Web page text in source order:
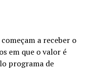
a receber o
em que o valor é
programa de